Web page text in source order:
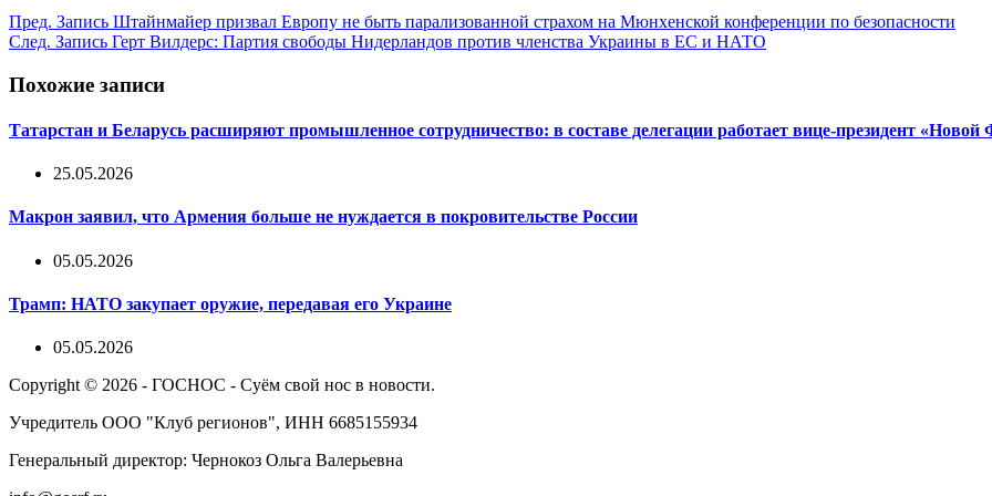
Пред. Запись Штайнмайер призвал Европу не быть парализованной страхом на Мюнхенской конференции по безопасности
След. Запись Герт Вилдерс: Партия свободы Нидерландов против членства Украины в ЕС и НАТО
Похожие записи
Татарстан и Беларусь расширяют промышленное сотрудничество: в составе делегации работает вице-президент
25.05.2026
Макрон заявил, что Армения больше не нуждается в покровительстве России
05.05.2026
Трамп: НАТО закупает оружие, передавая его Украине
05.05.2026
Copyright © 2026 - ГОСНОС - Суём свой нос в новости.
Учредитель ООО "Клуб регионов", ИНН 6685155934
Генеральный директор: Чернокоз Ольга Валерьевна